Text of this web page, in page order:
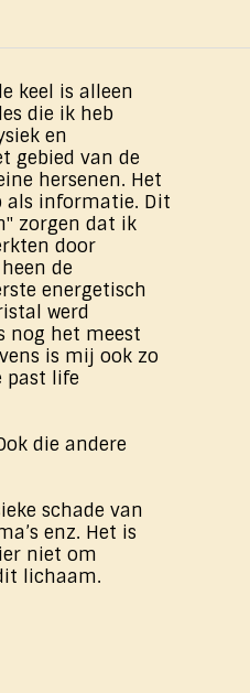
keel is alleen
die ik heb
en
gebied van de
hersenen. Het
als informatie. Dit
zorgen dat ik
door
de
energetisch
werd
nog het meest
is mij ook zo
past life
die andere
schade van
enz. Het is
niet om
lichaam.